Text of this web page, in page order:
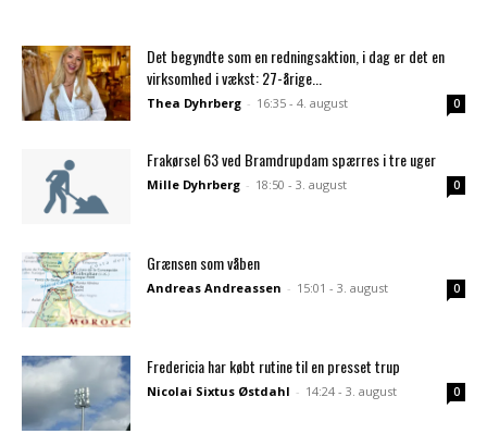
Det begyndte som en redningsaktion, i dag er det en
virksomhed i vækst: 27-årige...
Thea Dyhrberg - 16:35 - 4. august 0
Frakørsel 63 ved Bramdrupdam spærres i tre uger
Mille Dyhrberg - 18:50 - 3. august 0
Grænsen som våben
Andreas Andreassen - 15:01 - 3. august 0
Fredericia har købt rutine til en presset trup
Nicolai Sixtus Østdahl - 14:24 - 3. august 0